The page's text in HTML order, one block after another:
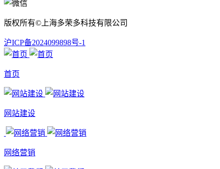
版权所有©上海多荣多科技有限公司
沪ICP备2024099898号-1
首页
网站建设
网络营销